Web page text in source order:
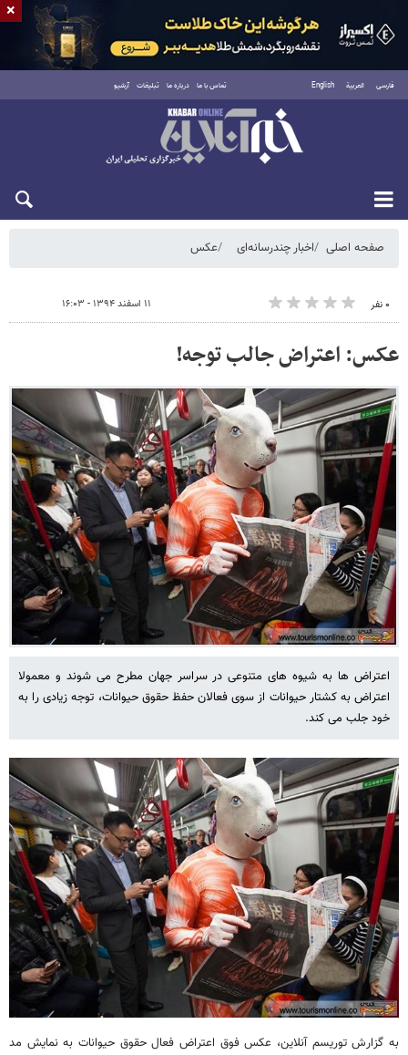
فارسی العربية English تماس با ما درباره ما تبلیغات آرشیو
جمعه ۱۶ مرداد ۱۴۰۵
صفحه اصلی اخبار چندرسانه‌ای عکس
۰ نفر ۱۱ اسفند ۱۳۹۴ - ۱۶:۰۳
عکس: اعتراض جالب توجه!
اعتراض ها به شیوه های متنوعی در سراسر جهان مطرح می شوند و معمولا
اعتراض به کشتار حیوانات از سوی فعالان حفظ حقوق حیوانات، توجه زیادی را به
خود جلب می کند.
به گزارش توریسم آنلاین، عکس فوق اعتراض فعال حقوق حیوانات به نمایش مد
×